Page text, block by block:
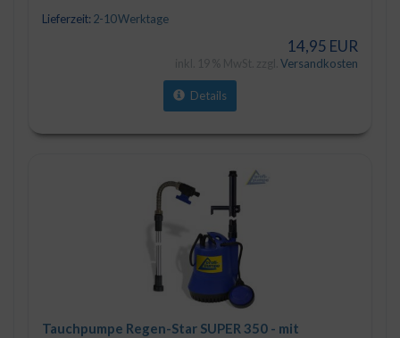
Lieferzeit: 2-10 Werktage
14,95 EUR
Versandkosten
Details
Tauchpumpe Regen-Star SUPER 350 - mit